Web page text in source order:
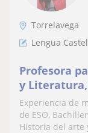
Torrelavega
Lengua
Profesora
y
Filosofía
Experiencia de
de ESO,
Historia del arte